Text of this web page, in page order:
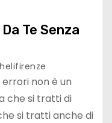
Te Senza
non è un
che si tratti di
si tratti anche di